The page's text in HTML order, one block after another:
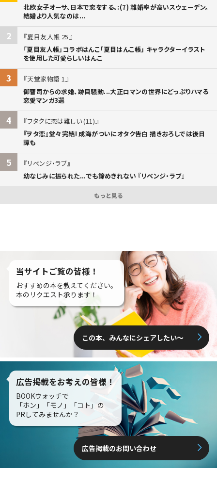
北欧女子オーサ、日本で恋をする。:(7) 離婚率が高いスウェーデン。
結婚より人気なのは...
2
夏目友人帳 25
「夏目友人帳」コラボはんこ「夏目はんこ帳」 キャラクターイラスト
を使用した可愛らしいはんこ
3
天堂家物語 1
御曹司からの求婚、跡目騒動...大正ロマンの世界にどっぷりハマる
恋愛マンガ3選
4
ヲタクに恋は難しい (11)
『ヲタ恋』堂々完結! 成海がついにオタク告白 描きおろしでは後日
譚も
5
リベンジ・ラブ
幼なじみに振られた...でも諦めきれない 『リベンジ・ラブ』
もっと見る
当サイトご覧の皆様！
おすすめの本を教えてください。
本のリクエスト承ります！
この本、みんなにシェアしたい〜
広告掲載をお考えの皆様！
BOOKウォッチで
「ホン」「モノ」「コト」の
PRしてみませんか？
広告掲載のお問い合わせ